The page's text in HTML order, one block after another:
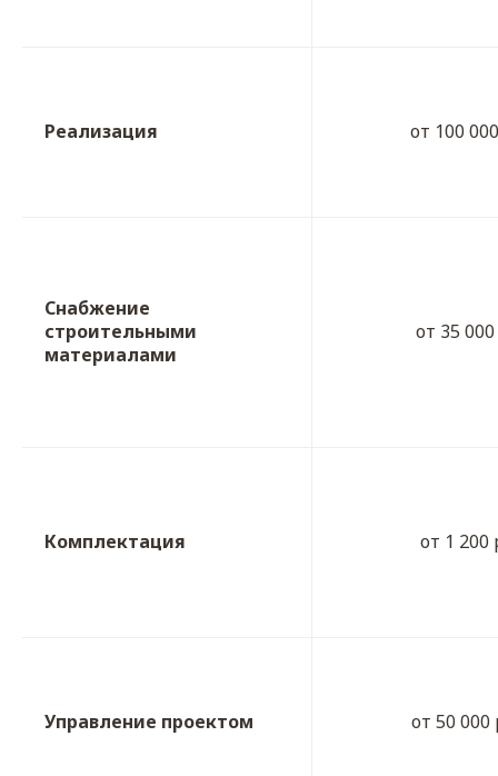
Реализация от 100
Снабжение
строительными
материалами
от 35
Комплектация от 1 200
Управление проектом от 50